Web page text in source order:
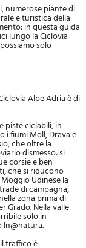
numerose piante di
e turistica della
in questa guida
lungo la Ciclovia
solo
Alpe Adria è di
piste ciclabili, in
i fiumi Möll, Drava e
che oltre la
dismesso: si
corsie e ben
che si riducono
Udinese la
di campagna,
zona prima di
Grado. Nella valle
solo in
ln@natura.
traffico è